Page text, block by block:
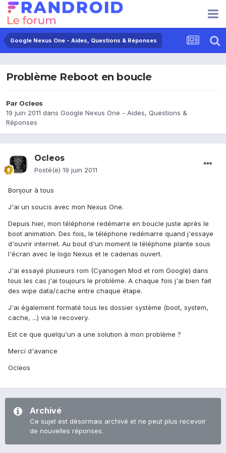
Google Nexus One - Aides, Questions & Réponses
Problème Reboot en boucle
Par Ocleos
19 juin 2011 dans Google Nexus One - Aides, Questions &
Réponses
Ocleos
Posté(e) 19 juin 2011
Bonjour à tous
J'ai un soucis avec mon Nexus One.
Depuis hier, mon téléphone redémarre en boucle juste après le
boot animation. Des fois, le téléphone redémarre quand j'essaye
d'ouvrir internet. Au bout d'un moment le téléphone plante sous
l'écran avec le logo Nexus et le cadenas ouvert.
J'ai essayé plusieurs rom (Cyanogen Mod et rom Google) dans
tous les cas j'ai toujours le problème. A chaque fois j'ai bien fait
des wipe data/cache entre chaque étape.
J'ai également formaté tous les dossier système (boot, system,
cache, ...) via le recovery.
Est ce que quelqu'un a une solution à mon problème ?
Merci d'avance
Ocleos
Archivé
Ce sujet est désormais archivé et ne peut plus recevoir
de nouvelles réponses.